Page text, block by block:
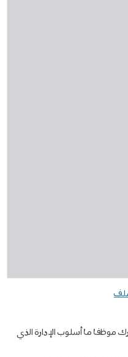
موظفا ما أسلوب الإدارة الذي